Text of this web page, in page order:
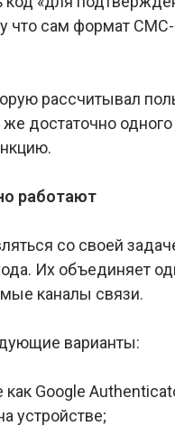
что сам формат
рассчитывал
достаточно
работают
со своей
Их объединяет
каналы связи.
варианты:
как Google
устройстве;